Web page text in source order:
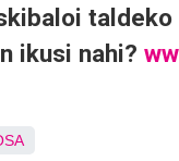
ikusi nahi?